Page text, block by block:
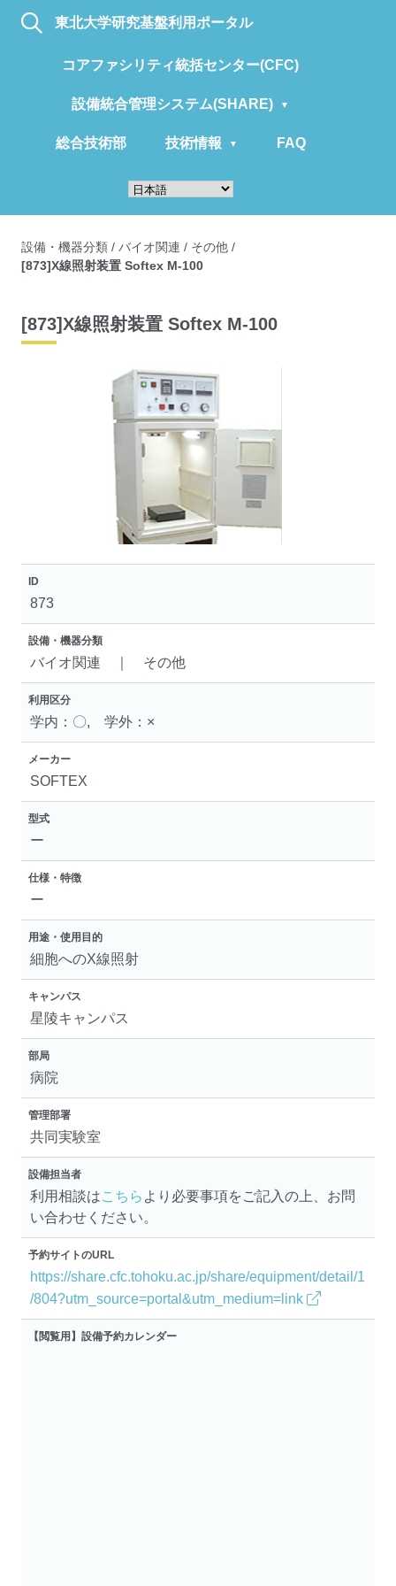
東北大学研究基盤利用ポータル
コアファシリティ統括センター(CFC)
設備統合管理システム(SHARE)
総合技術部 技術情報 FAQ
設備・機器分類 / バイオ関連 / その他 /
[873]X線照射装置 Softex M-100
[873]X線照射装置 Softex M-100
ID
873
設備・機器分類
バイオ関連 ｜ その他
利用区分
学内：〇, 学外：×
メーカー
SOFTEX
型式
ー
仕様・特徴
ー
用途・使用目的
細胞へのX線照射
キャンパス
星陵キャンパス
部局
病院
管理部署
共同実験室
設備担当者
利用相談はこちら より必要事項をご記入の上、お問
い合わせください。
予約サイトのURL
https://share.cfc.tohoku.ac.jp/share/equipment/detail/1
/804?utm_source=portal&utm_medium=link
【閲覧用】設備予約カレンダー